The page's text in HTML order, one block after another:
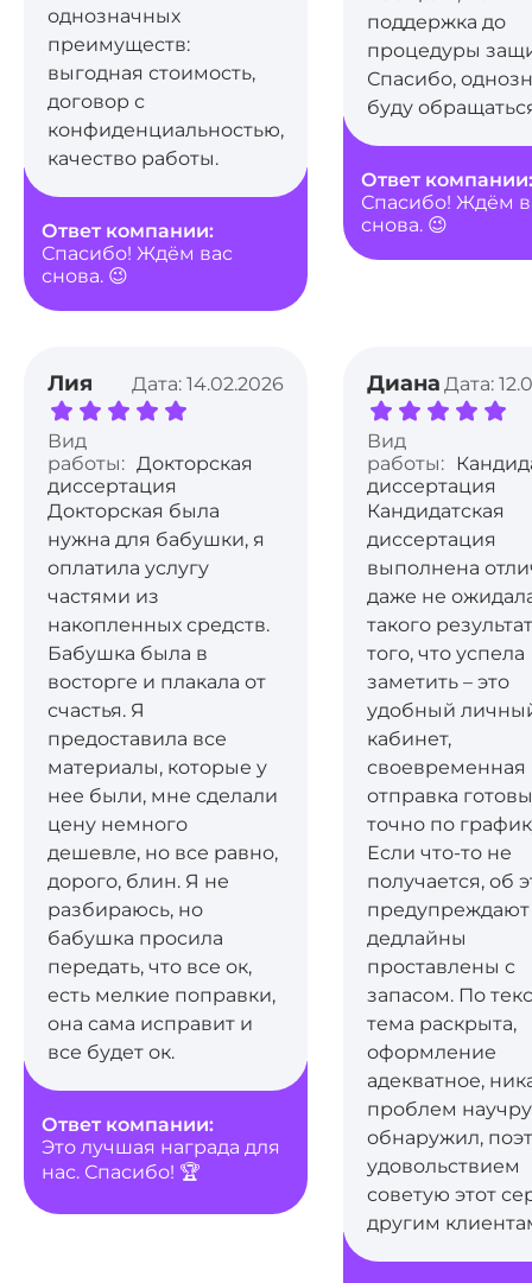
однозначных
преимуществ:
выгодная стоимость,
договор с
конфиденциальностью,
качество работы.
Ответ компании:
Спасибо! Ждём вас
снова. 😉
поддержка до
процедуры
Спасибо,
буду
Ответ компании:
Спасибо! Ждём
снова. 😉
Лия Дата: 14.02.2026
Вид
работы: Докторская
диссертация
Докторская была
нужна для бабушки, я
оплатила услугу
частями из
накопленных средств.
Бабушка была в
восторге и плакала от
счастья. Я
предоставила все
материалы, которые у
нее были, мне сделали
цену немного
дешевле, но все равно,
дорого, блин. Я не
разбираюсь, но
бабушка просила
передать, что все ок,
есть мелкие поправки,
она сама исправит и
все будет ок.
Ответ компании:
Это лучшая награда для
нас. Спасибо! 🏆
Диана Дата:
Вид
работы:
диссертация
Кандидатская
диссертация
выполнена
даже не
такого
того, что успела
заметить – это
удобный
кабинет,
своевременная
отправка
точно по
Если что-то не
получается, об
предупреждают
дедлайны
проставлены с
запасом. По
тема раскрыта,
оформление
адекватное,
проблем
обнаружил,
удовольствием
советую этот
другим